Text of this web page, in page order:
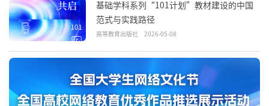
基础学科系列“101计划”教材建设的中国
范式与实践路径
高等教育出版社 2026-05-08